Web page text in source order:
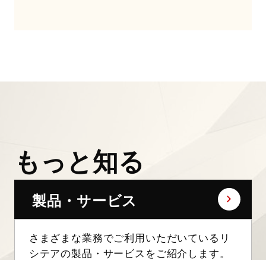
もっと知る
製品・サービス
さまざまな業務でご利用いただいているリ
シテアの製品・サービスをご紹介します。